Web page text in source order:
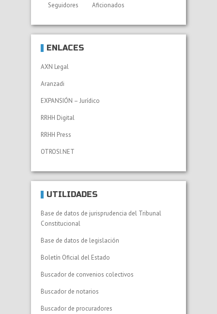
Seguidores
Aficionados
ENLACES
AXN Legal
Aranzadi
EXPANSIÓN – Jurídico
RRHH Digital
RRHH Press
OTROSI.NET
UTILIDADES
Base de datos de jurisprudencia del Tribunal
Constitucional
Base de datos de legislación
Boletín Oficial del Estado
Buscador de convenios colectivos
Buscador de notarios
Buscador de procuradores